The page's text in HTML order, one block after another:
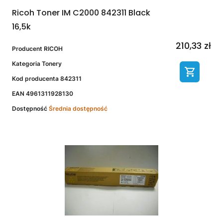
Ricoh Toner IM C2000 842311 Black
16,5k
Producent RICOH
Kategoria Tonery
Kod producenta 842311
EAN 4961311928130
Dostępność Średnia dostępność
210,33 zł